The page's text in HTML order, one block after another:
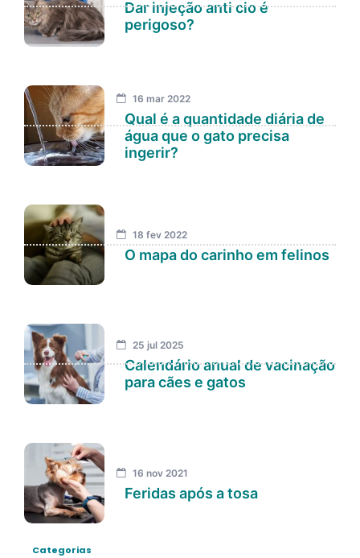
Dar injeção anti cio é
perigoso?
16 mar 2022
Qual é a quantidade diária de
água que o gato precisa
ingerir?
18 fev 2022
O mapa do carinho em felinos
25 jul 2025
Calendário anual de vacinação
para cães e gatos
16 nov 2021
Feridas após a tosa
Categorias